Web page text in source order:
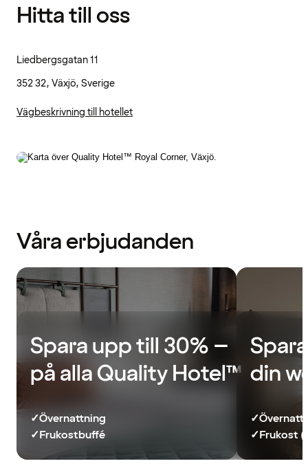
Hitta till oss
Liedbergsgatan 11
352 32, Växjö, Sverige
Vägbeskrivning till hotellet
Våra erbjudanden
Spara upp till 30% –
på alla Quality Hotel™
✓Övernattning
✓Frukostbuffé
din
✓
✓Frukost